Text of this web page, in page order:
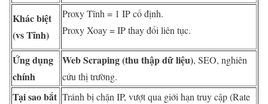
Khác biệt
(vs Tĩnh)
Proxy Tĩnh = 1 IP cố định.
Proxy Xoay = IP thay đổi liên tục.
Ứng dụng
chính
Web Scraping (thu thập dữ liệu), SEO, nghiên
cứu thị trường.
Tại sao bắt Tránh bị chặn IP, vượt qua giới hạn truy cập (Rate